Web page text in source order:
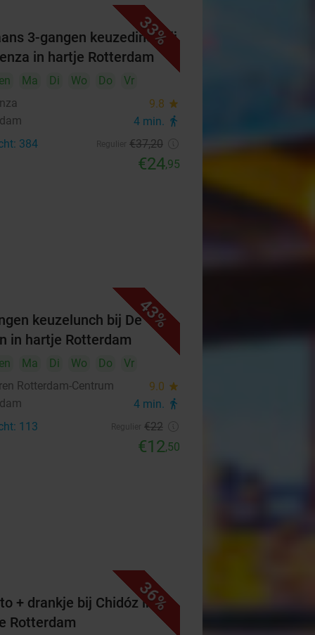
33%
3-gangen keuzediner bij
in hartje Rotterdam
Ma Di Wo Do
Vr
9.8 star
4 min. directions_walk
384 €37,20
€24,95
43%
keuzelunch bij De
in hartje Rotterdam
Ma Di Wo Do
Vr
Rotterdam-Centrum
9.0 star
4 min. directions_walk
113 €22
€12,50
36%
+ drankje bij Chidóz in
Rotterdam